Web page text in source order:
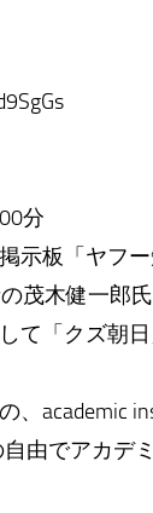
分
示板「ヤフ
茂木健一郎
て「クズ朝
academic
由でアカデ